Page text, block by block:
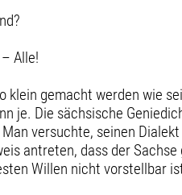
Alle!
klein gemacht werden wie
je. Die sächsische
versuchte, seinen
antreten, dass der
Willen nicht vorstellbar